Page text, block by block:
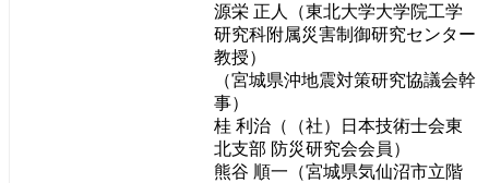
源栄 正人（東北大学大学院工学
研究科附属災害制御研究センター
教授）
（宮城県沖地震対策研究協議会幹
事）
桂 利治（（社）日本技術士会東
北支部 防災研究会会員）
熊谷 順一（宮城県気仙沼市立階